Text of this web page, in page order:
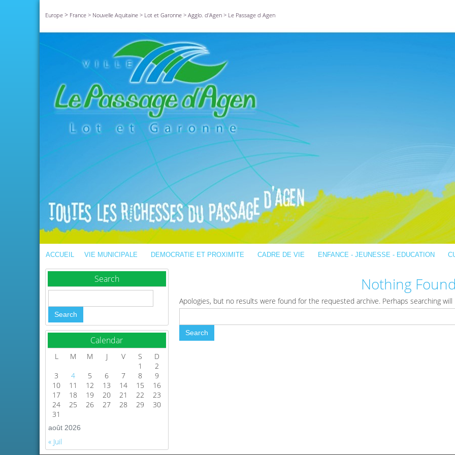
Europe > France > Nouvelle Aquitaine > Lot et Garonne > Agglo. d'Agen > Le Passage d Agen
ACCUEIL VIE MUNICIPALE DEMOCRATIE ET PROXIMITE CADRE DE VIE ENFANCE - JEUNESSE - EDUCATION
Search
Calendar
août 2026
L M M J V S
D
1
2
3
4 5 6 7 8
9
10
11 12 13 14 15
16
17
18 19 20 21 22
23
24
25 26 27 28 29
30
31
« Juil
Nothing
Apologies, but no results were found for the requested archive. Perhaps searching